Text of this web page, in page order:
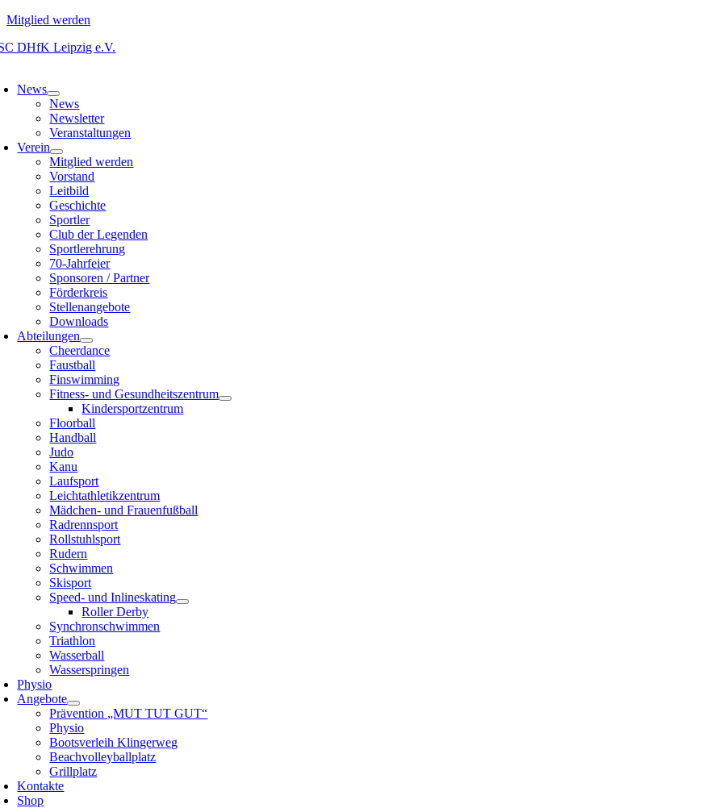
Mitglied werden
Zum
News
News
Newsletter
Veranstaltungen
Verein
Mitglied werden
Vorstand
Leitbild
Geschichte
Sportler
Club der Legenden
Sportlerehrung
70-Jahrfeier
Sponsoren / Partner
Förderkreis
Stellenangebote
Downloads
Abteilungen
Cheerdance
Faustball
Finswimming
Fitness- und Gesundheitszentrum
Kindersportzentrum
Floorball
Handball
Judo
Kanu
Laufsport
Leichtathletikzentrum
Mädchen- und Frauenfußball
Radrennsport
Rollstuhlsport
Rudern
Schwimmen
Skisport
Speed- und Inlineskating
Roller Derby
Synchronschwimmen
Triathlon
Wasserball
Wasserspringen
Physio
Angebote
Prävention „MUT TUT GUT“
Physio
Bootsverleih Klingerweg
Beachvolleyballplatz
Grillplatz
Kontakte
Shop